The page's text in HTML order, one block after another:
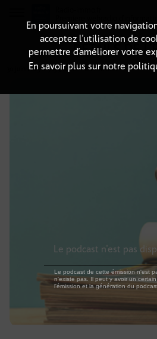
DÉTAILS DE
30 juin 2023 à 3h59, durée : Invalid date
En poursuivant votre
acceptez l’utilisation de
permettre d’améliorer votre
En savoir plus sur notre
Le podcast n'est pas
Le podcast de cette émission n'est
n'existe pas. Il peut y avoir un
l'émission et la génération du